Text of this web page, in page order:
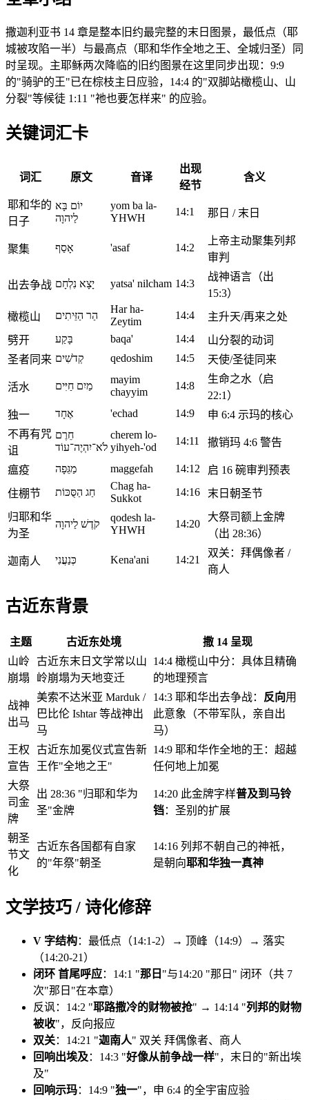
撒迦利亚书 14 章是整本旧约最完整的末日图景，最低点（耶
城被攻陷一半）与最高点（耶和华作全地之王、全城归圣）同
时呈现。主耶稣两次降临的旧约图景在这里同步出现：9:9
的"骑驴的王"已在棕枝主日应验，14:4 的"双脚站橄榄山、山
分裂"等候徒 1:11 "祂也要怎样来" 的应验。
关键词汇卡
词汇 原文 音译
出现
经节
含义
耶和华的
日子
יוֹם בָּא
לַיהוָה
yom ba la-
YHWH
14:1 那日 / 末日
聚集 אָסַף 'asaf 14:2
上帝主动聚集列邦
审判
出去争战 יָצָא נִלְחָם yatsa' nilcham 14:3
战神语言（出
15:3）
橄榄山
הַר הַזֵּיתִים
Har ha-
Zeytim
14:4
主升天/再来之处
劈开
בָּקַע baqa' 14:4
山分裂的动词
圣者同来 קְדֹשִׁים qedoshim 14:5 天使/圣徒同来
活水 מַיִם חַיִּים
mayim
chayyim
14:8
生命之水（启
22:1）
独一
אֶחָד 'echad 14:9
申 6:4 示玛的核心
不再有咒
诅
חֵרֶם
לֹא־יִהְיֶה־עוֹד
cherem lo-
yihyeh-'od
14:11 撤销玛 4:6 警告
瘟疫 מַגֵּפָה maggefah 14:12
启 16 碗审判预表
住棚节
חַג הַסֻּכּוֹת
Chag ha-
Sukkot
14:16
末日朝圣节
归耶和华
为圣
קֹדֶשׁ לַיהוָה
qodesh la-
YHWH
14:20
大祭司额上金牌
（出 28:36）
迦南人 כְּנַעֲנִי Kena'ani 14:21
双关：拜偶像者 /
商人
古近东背景
主题 古近东处境
撒 14 呈现
山岭
崩塌
古近东末日文学常以山
岭崩塌为天地变迁
14:4 橄榄山中分：具体且精确
的地理预言
战神
出马
美索不达米亚 Marduk /
巴比伦 Ishtar 等战神出
马
14:3 耶和华出去争战： 反向用
此意象（不带军队，亲自出
马）
王权
宣告
古近东加冕仪式宣告新
王作"全地之王"
14:9 耶和华作全地的王：超越
任何地上加冕
大祭
司金
牌
出 28:36 "归耶和华为
圣"金牌
14:20 此金牌字样普及到马铃
铛：圣别的扩展
朝圣
节文
化
古近东各国都有自家
的"年祭"朝圣
14:16 列邦不朝自己的神祇，
是朝向耶和华独一真神
文学技巧 / 诗化修辞
V 字结构：最低点（14:1-2）→ 顶峰（14:9）→ 落实
（14:20-21）
闭环 首尾呼应：14:1 "那日 "与14:20 "那日" 闭环（共 7
次"那日"在本章）
反讽：14:2 "耶路撒冷的财物被抢" → 14:14 "列邦的财物
被收"，反向报应
双关：14:21 "迦南人" 双关 拜偶像者、商人
回响出埃及 ：14:3 "好像从前争战一样"，末日的"新出埃
及"
回响示玛：14:9 "独一"，申 6:4 的全宇宙应验